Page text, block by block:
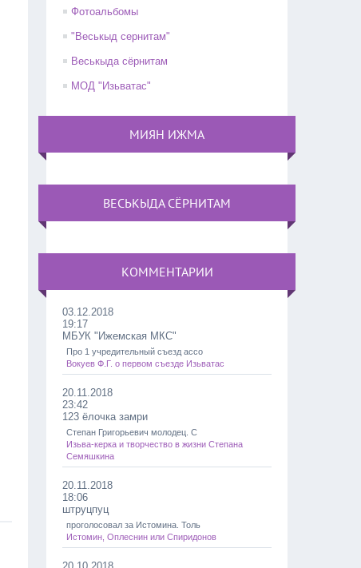
Фотоальбомы
"Веськыд сернитам"
Веськыда сёрнитам
МОД "Изьватас"
МИЯН ИЖМА
ВЕСЬКЫДА СЁРНИТАМ
КОММЕНТАРИИ
03.12.2018
19:17
МБУК "Ижемская МКС"
Про 1 учредительный съезд ассо
Вокуев Ф.Г. о первом съезде Изьватас
20.11.2018
23:42
123 ёлочка замри
Степан Григорьевич молодец. С
Изьва-керка и творчество в жизни Степана
Семяшкина
20.11.2018
18:06
штруцпуц
проголосовал за Истомина. Толь
Истомин, Оплеснин или Спиридонов